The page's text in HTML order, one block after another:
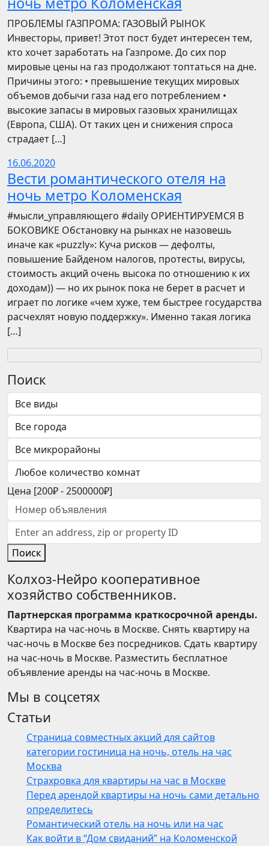
ПРОБЛЕМЫ ГАЗПРОМА: ГАЗОВЫЙ РЫНОК
Инвесторы, привет! Этот пост будет интересен тем,
кто хочет заработать на Газпроме. До сих пор
мировые цены на газ продолжают топтаться на дне.
Причины этого: • превышение текущих мировых
объемов добычи газа над его потреблением •
высокие запасы в мировых газовых хранилищах
(Европа, США). От таких цен и снижения спроса
страдает […]
16.06.2020
Вести романтического отеля на
ночь метро Коломенская
​​#мысли_управляющего #daily ОРИЕНТИРУЕМСЯ В
БОКОВИКЕ Обстановку на рынках не назовешь
иначе как «puzzly»: Куча рисков — дефолты,
повышение Байденом налогов, протесты, вирусы,
стоимость акций очень высока по отношению к их
доходам)) — но их рынок пока не берет в расчет и
играет по логике «чем хуже, тем быстрее государства
расчехлят новую поддержку». Именно такая логика
[…]
Поиск
Цена [200₽-2500000₽]
Поиск
Колхоз-Нейро кооперативное
хозяйство собственников.
Партнерская программа краткосрочной аренды.
Квартира на час-ночь в Москве. Снять квартиру на
час-ночь в Москве без посредников. Сдать квартиру
на час-ночь в Москве. Разместить бесплатное
объявление аренды на час-ночь в Москве.
Мы в соцсетях
Статьи
Страница совместных акций для сайтов
категории гостиница на ночь, отель на час
Москва
Страхровка для квартиры на час в Москве
Перед арендой квартиры на ночь сами детально
определитесь
Романтический отель на ночь или на час
Как войти в “Дом свиданий” на Коломенской